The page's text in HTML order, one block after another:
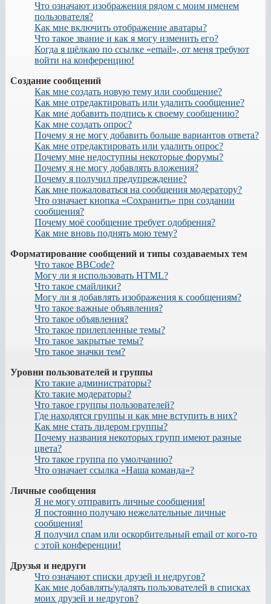
Что означают изображения рядом с моим именем
пользователя?
Как мне включить отображение аватары?
Что такое звание и как я могу изменить его?
Когда я щёлкаю по ссылке «email», от меня требуют
войти на конференцию!
Создание сообщений
Как мне создать новую тему или сообщение?
Как мне отредактировать или удалить сообщение?
Как мне добавить подпись к своему сообщению?
Как мне создать опрос?
Почему я не могу добавить больше вариантов ответа?
Как мне отредактировать или удалить опрос?
Почему мне недоступны некоторые форумы?
Почему я не могу добавлять вложения?
Почему я получил предупреждение?
Как мне пожаловаться на сообщения модератору?
Что означает кнопка «Сохранить» при создании
сообщения?
Почему моё сообщение требует одобрения?
Как мне вновь поднять мою тему?
Форматирование сообщений и типы создаваемых тем
Что такое BBCode?
Могу ли я использовать HTML?
Что такое смайлики?
Могу ли я добавлять изображения к сообщениям?
Что такое важные объявления?
Что такое объявления?
Что такое прилепленные темы?
Что такое закрытые темы?
Что такое значки тем?
Уровни пользователей и группы
Кто такие администраторы?
Кто такие модераторы?
Что такое группы пользователей?
Где находятся группы и как мне вступить в них?
Как мне стать лидером группы?
Почему названия некоторых групп имеют разные
цвета?
Что такое группа по умолчанию?
Что означает ссылка «Наша команда»?
Личные сообщения
Я не могу отправить личные сообщения!
Я постоянно получаю нежелательные личные
сообщения!
Я получил спам или оскорбительный email от кого-то
с этой конференции!
Друзья и недруги
Что означают списки друзей и недругов?
Как мне добавлять/удалять пользователей в списках
моих друзей и недругов?